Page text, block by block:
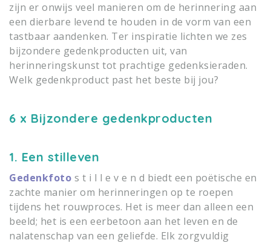
zijn er onwijs veel manieren om de herinnering aan
een dierbare levend te houden in de vorm van een
tastbaar aandenken. Ter inspiratie lichten we zes
bijzondere gedenkproducten uit, van
herinneringskunst tot prachtige gedenksieraden.
Welk gedenkproduct past het beste bij jou?
6 x Bijzondere gedenkproducten
1. Een stilleven
Gedenkfoto s t i l l e v e n d biedt een poëtische en
zachte manier om herinneringen op te roepen
tijdens het rouwproces. Het is meer dan alleen een
beeld; het is een eerbetoon aan het leven en de
nalatenschap van een geliefde. Elk zorgvuldig